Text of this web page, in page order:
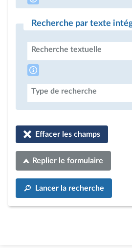
Recherche par texte
Recherche textuelle
Type de recherche
Effacer les champs
Replier le formulaire
Lancer la recherche